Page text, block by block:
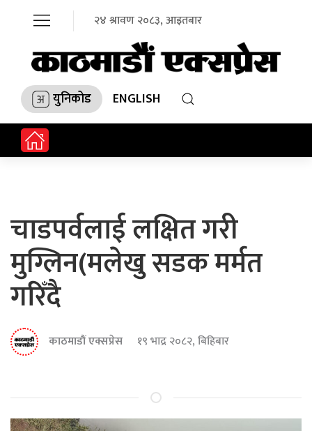
२४ श्रावण २०८३, आइतबार
युनिकोड ENGLISH
चाडपर्वलाई लक्षित गरी
मुग्लिन(मलेखु सडक मर्मत
गरिँदै
काठमाडौं एक्सप्रेस १९ भाद्र २०८२, बिहिबार